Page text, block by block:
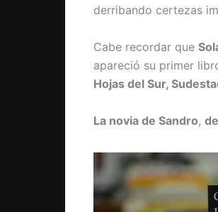
derribando certezas
Cabe recordar que
apareció su primer
Hojas del Sur,
La novia de Sandro,